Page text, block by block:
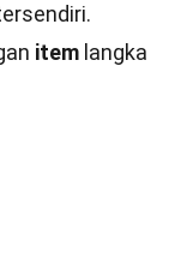
item langka